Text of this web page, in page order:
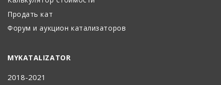
Продать кат
Форум и аукцион катализаторов
MYKATALIZATOR
2018-2021